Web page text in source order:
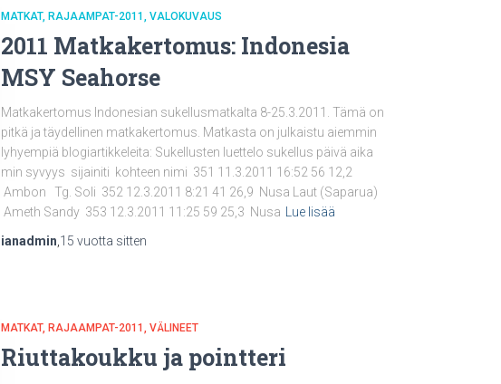
MATKAT RAJAAMPAT-2011 VALOKUVAUS
2011 Matkakertomus: Indonesia
MSY Seahorse
Matkakertomus Indonesian sukellusmatkalta 8-25.3.2011. Tämä on
pitkä ja täydellinen matkakertomus. Matkasta on julkaistu aiemmin
lyhyempiä blogiartikkeleita: Sukellusten luettelo sukellus päivä aika
min syvyys sijainiti kohteen nimi 351 11.3.2011 16:52 56 12,2
Ambon Tg. Soli 352 12.3.2011 8:21 41 26,9 Nusa Laut (Saparua)
Ameth Sandy 353 12.3.2011 11:25 59 25,3 Nusa
Lue lisää
ianadmin 15 vuotta sitten
MATKAT RAJAAMPAT-2011 VÄLINEET
Riuttakoukku ja pointteri